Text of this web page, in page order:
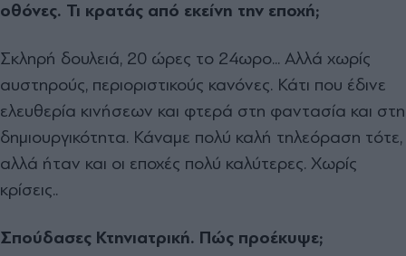
οθόνες. Τι κρατάς από εκείνη την εποχή;
Σκληρή δουλειά, 20 ώρες το 24ωρο... Αλλά χωρίς
αυστηρούς, περιοριστικούς κανόνες. Κάτι που έδινε
ελευθερία κινήσεων και φτερά στη φαντασία και στη
δημιουργικότητα. Κάναμε πολύ καλή τηλεόραση τότε,
αλλά ήταν και οι εποχές πολύ καλύτερες. Χωρίς
κρίσεις..
Σπούδασες Κτηνιατρική. Πώς προέκυψε;